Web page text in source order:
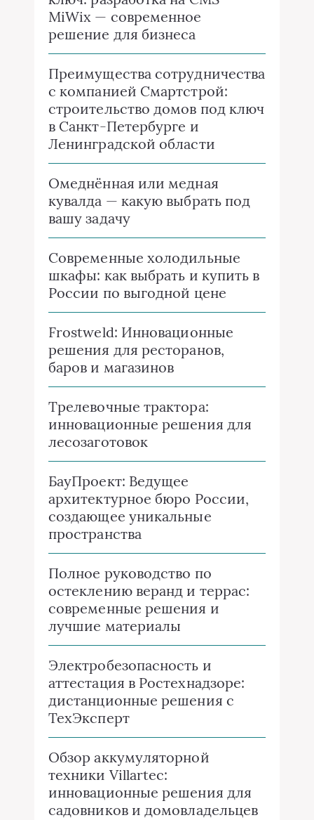
MiWix — современное
решение для бизнеса
Преимущества сотрудничества
с компанией Смартстрой:
строительство домов под ключ
в Санкт-Петербурге и
Ленинградской области
Омеднённая или медная
кувалда — какую выбрать под
вашу задачу
Современные холодильные
шкафы: как выбрать и купить в
России по выгодной цене
Frostweld: Инновационные
решения для ресторанов,
баров и магазинов
Трелевочные трактора:
инновационные решения для
лесозаготовок
БауПроект: Ведущее
архитектурное бюро России,
создающее уникальные
пространства
Полное руководство по
остеклению веранд и террас:
современные решения и
лучшие материалы
Электробезопасность и
аттестация в Ростехнадзоре:
дистанционные решения с
ТехЭксперт
Обзор аккумуляторной
техники Villartec:
инновационные решения для
садовников и домовладельцев